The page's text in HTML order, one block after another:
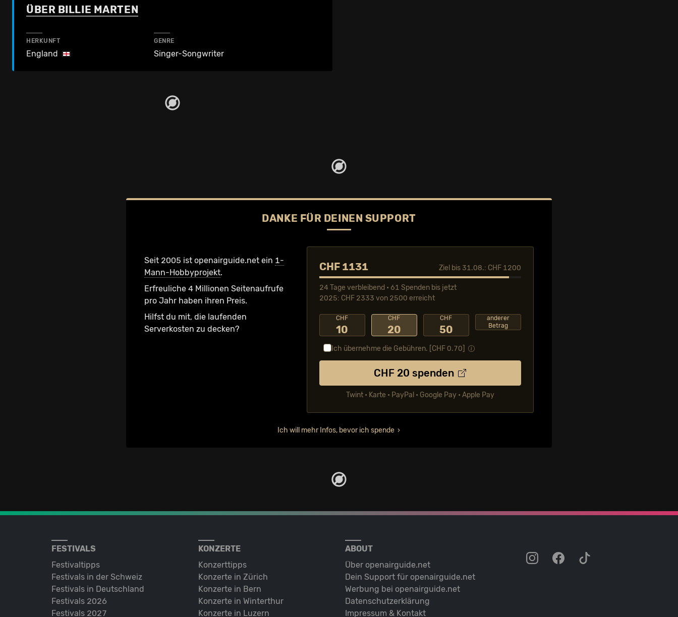
ÜBER BILLIE MARTEN
HERKUNFT
England
GENRE
Singer-Songwriter
DANKE FÜR DEINEN SUPPORT
Seit 2005 ist openairguide.net ein 1-
Mann-Hobbyprojekt.
Erfreuliche 4 Millionen Seiten­aufrufe
pro Jahr haben ihren Preis.
Hilfst du mit, die laufenden
Serverkosten zu decken?
CHF 1131 Ziel bis 31.08.: CHF 1200
24 Tage verbleibend • 61 Spenden bis jetzt
2025: CHF 2333 von 2500 erreicht
CHF
10
CHF
20
CHF
50
anderer
Betrag
Ich übernehme die Gebühren. [CHF0.70
CHF 20 spenden
Twint • Karte • PayPal • Google Pay • Apple Pay
Ich will mehr Infos, bevor ich spende
FESTIVALS
Festivaltipps
Festivals in der Schweiz
Festivals in Deutschland
Festivals 2026
Festivals 2027
KONZERTE
Konzerttipps
Konzerte in Zürich
Konzerte in Bern
Konzerte in Winterthur
Konzerte in Luzern
ABOUT
Über openairguide.net
Dein Support für openairguide.net
Werbung bei openairguide.net
Datenschutz­erklärung
Impressum & Kontakt